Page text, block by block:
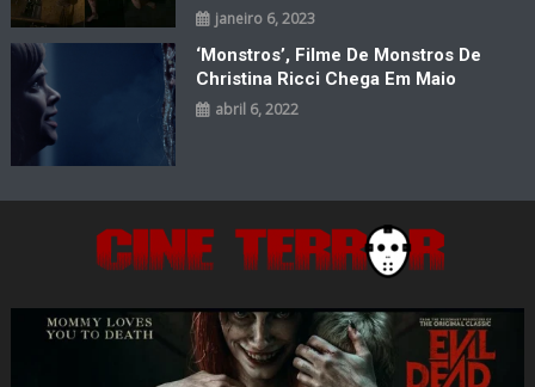
janeiro 6, 2023
‘Monstros’, Filme De Monstros De
Christina Ricci Chega Em Maio
abril 6, 2022
Cine Terror